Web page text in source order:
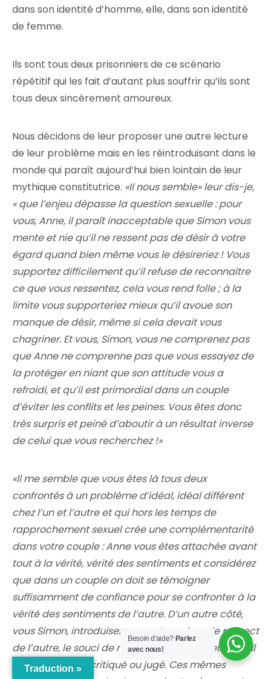
dans son identité d’homme, elle, dans son identité
de femme.
Ils sont tous deux prisonniers de ce scénario
répétitif qui les fait d’autant plus souffrir qu’ils sont
tous deux sincèrement amoureux.
Nous décidons de leur proposer une autre lecture
de leur problème mais en les réintroduisant dans le
monde qui paraît aujourd’hui bien lointain de leur
mythique constitutrice. «Il nous semble» leur dis-je,
« que l’enjeu dépasse la question sexuelle : pour
vous, Anne, il paraît inacceptable que Simon vous
mente et nie qu’il ne ressent pas de désir à votre
égard quand bien même vous le désireriez ! Vous
supportez difficilement qu’il refuse de reconnaître
ce que vous ressentez, cela vous rend folle ; à la
limite vous supporteriez mieux qu’il avoue son
manque de désir, même si cela devait vous
chagriner. Et vous, Simon, vous ne comprenez pas
que Anne ne comprenne pas que vous essayez de
la protéger en niant que son attitude vous a
refroidi, et qu’il est primordial dans un couple
d’éviter les conflits et les peines. Vous êtes donc
très surpris et peiné d’aboutir à un résultat inverse
de celui que vous recherchez !»
«Il me semble que vous êtes là tous deux
confrontés à un problème d’idéal, idéal différent
chez l’un et l’autre et qui hors les temps de
rapprochement sexuel crée une complémentarité
dans votre couple : Anne vous êtes attachée avant
tout à la vérité, vérité des sentiments et considérez
que dans un couple on doit se témoigner
suffisamment de confiance pour se confronter à la
vérité des sentiments de l’autre. D’un autre côté,
vous Simon, introduisez une autre valeur : le respect
de l’autre, le souci de ne pas lui faire de peine, qu’il
ne se sente pas critiqué ou jugé. Ces mêmes
Traduction »
Besoin d'aide? Parlez
avec nous!